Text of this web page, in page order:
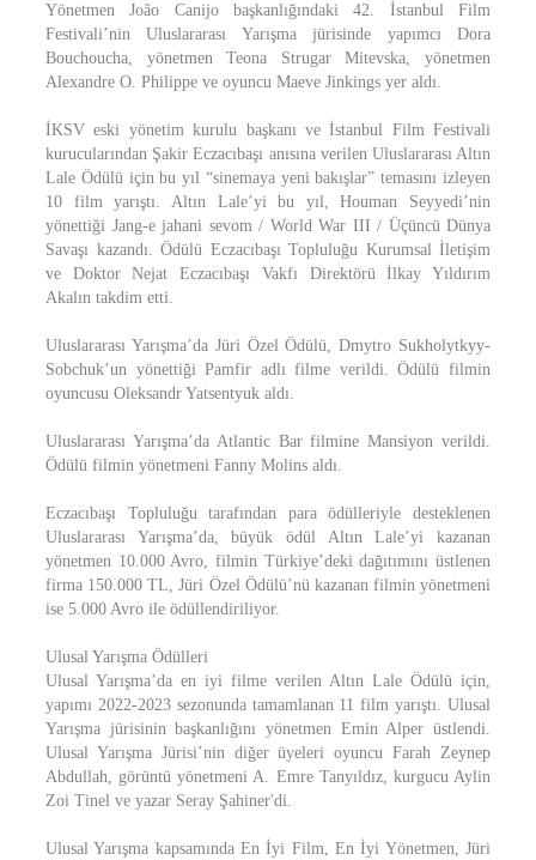
Yönetmen João Canijo başkanlığındaki 42. İstanbul Film
Festivali’nin Uluslararası Yarışma jürisinde yapımcı Dora
Bouchoucha, yönetmen Teona Strugar Mitevska, yönetmen
Alexandre O. Philippe ve oyuncu Maeve Jinkings yer aldı.
İKSV eski yönetim kurulu başkanı ve İstanbul Film Festivali
kurucularından Şakir Eczacıbaşı anısına verilen Uluslararası Altın
Lale Ödülü için bu yıl “sinemaya yeni bakışlar” temasını izleyen
10 film yarıştı. Altın Lale’yi bu yıl, Houman Seyyedi’nin
yönettiği Jang-e jahani sevom / World War III / Üçüncü Dünya
Savaşı kazandı. Ödülü Eczacıbaşı Topluluğu Kurumsal İletişim
ve Doktor Nejat Eczacıbaşı Vakfı Direktörü İlkay Yıldırım
Akalın takdim etti.
Uluslararası Yarışma’da Jüri Özel Ödülü, Dmytro Sukholytkyy-
Sobchuk’un yönettiği Pamfir adlı filme verildi. Ödülü filmin
oyuncusu Oleksandr Yatsentyuk aldı.
Uluslararası Yarışma’da Atlantic Bar filmine Mansiyon verildi.
Ödülü filmin yönetmeni Fanny Molins aldı.
Eczacıbaşı Topluluğu tarafından para ödülleriyle desteklenen
Uluslararası Yarışma’da, büyük ödül Altın Lale’yi kazanan
yönetmen 10.000 Avro, filmin Türkiye’deki dağıtımını üstlenen
firma 150.000 TL, Jüri Özel Ödülü’nü kazanan filmin yönetmeni
ise 5.000 Avro ile ödüllendiriliyor.
Ulusal Yarışma Ödülleri
Ulusal Yarışma’da en iyi filme verilen Altın Lale Ödülü için,
yapımı 2022-2023 sezonunda tamamlanan 11 film yarıştı. Ulusal
Yarışma jürisinin başkanlığını yönetmen Emin Alper üstlendi.
Ulusal Yarışma Jürisi’nin diğer üyeleri oyuncu Farah Zeynep
Abdullah, görüntü yönetmeni A. Emre Tanyıldız, kurgucu Aylin
Zoi Tinel ve yazar Seray Şahiner'di.
Ulusal Yarışma kapsamında En İyi Film, En İyi Yönetmen, Jüri